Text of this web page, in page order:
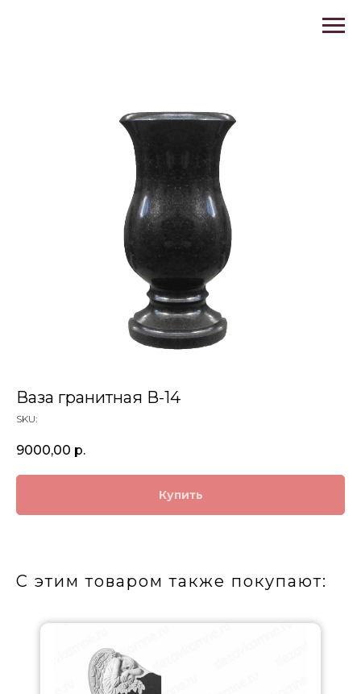
Ваза гранитная В-14
SKU:
9000,00 р.
Купить
С этим товаром также покупают: